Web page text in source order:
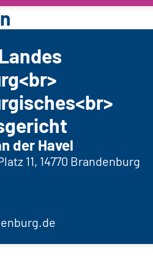
der Havel
11, 14770 Brandenburg